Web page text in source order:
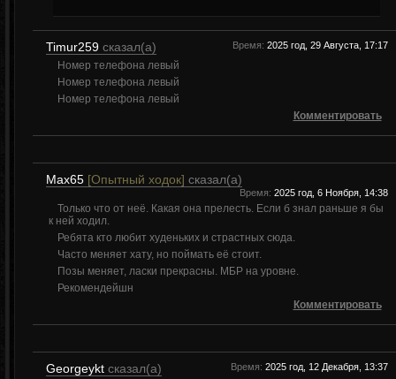
Timur259 сказал(а) Время: 2025 год, 29 Августа, 17:17
Номер телефона левый
Номер телефона левый
Номер телефона левый
Комментировать
Max65 [Опытный ходок] сказал(а)
Время: 2025 год, 6 Ноября, 14:38
Только что от неё. Какая она прелесть. Если б знал раньше я бы
к ней ходил.
Ребята кто любит худеньких и страстных сюда.
Часто меняет хату, но поймать её стоит.
Позы меняет, ласки прекрасны. МБР на уровне.
Рекомендейшн
Комментировать
Georgeykt сказал(а) Время: 2025 год, 12 Декабря, 13:37